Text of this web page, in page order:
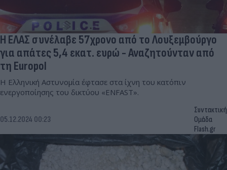
Η ΕΛΑΣ συνέλαβε 57χρονο από το Λουξεμβούργο
για απάτες 5,4 εκατ. ευρώ - Αναζητούνταν από
τη Europol
Η Ελληνική Αστυνομία έφτασε στα ίχνη του κατόπιν
ενεργοποίησης του δικτύου «ENFAST».
05.12.2024 00:23
Συντακτική
Ομάδα
Flash.gr